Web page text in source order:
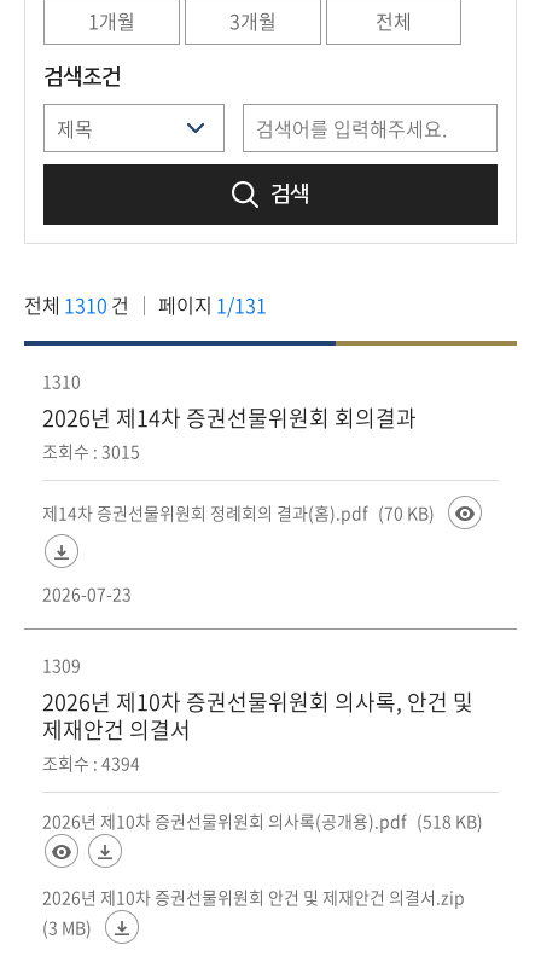
개
행
정
위
1개월 3개월 전체
검색조건
검색
전체 1310 건 페이지 1/131
1310
2026년 제14차 증권선물위원회 회의결과
조회수 : 3015
제14차 증권선물위원회 정례회의 결과(홈).pdf (70 KB)
2026-07-23
1309
2026년 제10차 증권선물위원회 의사록, 안건 및
제재안건 의결서
조회수 : 4394
2026년 제10차 증권선물위원회 의사록(공개용).pdf (518 KB)
2026년 제10차 증권선물위원회 안건 및 제재안건 의결서.zip
(3 MB)